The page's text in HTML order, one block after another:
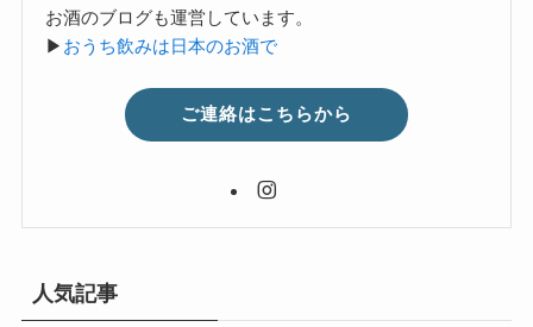
お酒のブログも運営しています。
▶ おうち飲みは日本のお酒で
ご連絡はこちらから
人気記事